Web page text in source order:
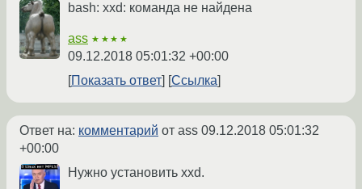
bash: xxd: команда не найдена
ass ★★★★
09.12.2018 05:01:32 +00:00
Показать ответ
Ссылка
Ответ на: комментарий от ass 09.12.2018 05:01:32
+00:00
Нужно установить xxd.